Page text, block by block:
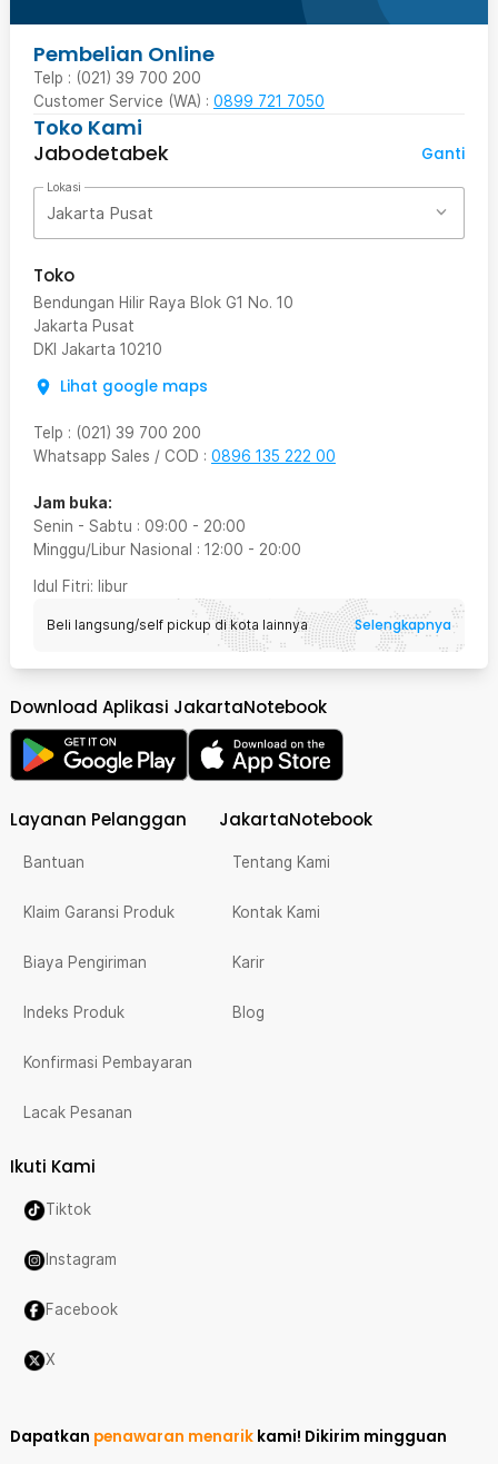
Pembelian Online
Telp : (021) 39 700 200
Customer Service (WA) : 0899 721 7050
Toko Kami
Jabodetabek
Ganti
Lokasi
Jakarta Pusat
Toko
Bendungan Hilir Raya Blok G1 No. 10
Jakarta Pusat
DKI Jakarta 10210
Lihat google maps
Telp : (021) 39 700 200
Whatsapp Sales / COD : 0896 135 222 00
Jam buka:
Senin - Sabtu : 09:00 - 20:00
Minggu/Libur Nasional : 12:00 - 20:00
Idul Fitri: libur
Beli langsung/self pickup di kota lainnya Selengkapnya
Download Aplikasi JakartaNotebook
Layanan Pelanggan
Bantuan
Klaim Garansi Produk
Biaya Pengiriman
Indeks Produk
Konfirmasi Pembayaran
Lacak Pesanan
JakartaNotebook
Tentang Kami
Kontak Kami
Karir
Blog
Ikuti Kami
Tiktok
Instagram
Facebook
X
Dapatkan penawaran menarik kami! Dikirim mingguan